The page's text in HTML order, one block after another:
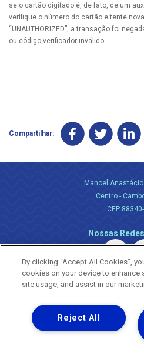
se o cartão digitado é, de fato, de um
verifique o número do cartão e tente
“UNAUTHORIZED”, a transação foi
ou código verificador inválido.
Compartilhar:
Manoel Anastácio
Centro -
CEP
Nossas
Uma empresa
Copyright ® 2026
Nossa natureza
By clicking “Accept All Cookies”,
cookies on your device to enhance
site usage, and assist in our
Reject All